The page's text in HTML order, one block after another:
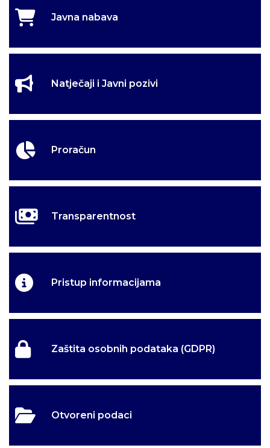
Javna nabava
Natječaji i Javni pozivi
Proračun
Transparentnost
Pristup informacijama
Zaštita osobnih podataka (GDPR)
Otvoreni podaci